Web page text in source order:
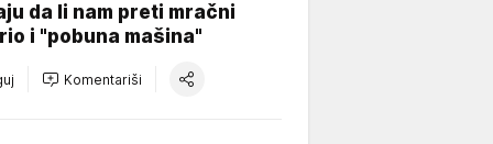
da li nam preti mračni
i "pobuna mašina"
Komentariši